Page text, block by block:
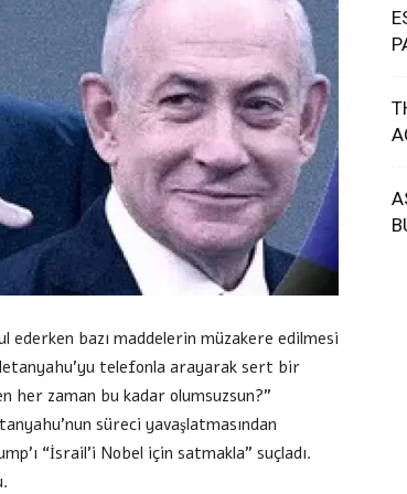
ederken bazı maddelerin müzakere edilmesi
telefonla arayarak sert bir
her zaman bu kadar olumsuzsun?”
süreci yavaşlatmasından
“İsrail’i Nobel için satmakla” suçladı.